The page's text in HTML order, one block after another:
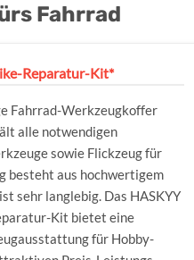
Fahrrad
Reparatur-Kit*
Fahrrad-Werkzeugkoffer
alle notwendigen
sowie Flickzeug für
besteht aus hochwertigem
sehr langlebig. Das HASKYY
Kit bietet eine
für Hobby-